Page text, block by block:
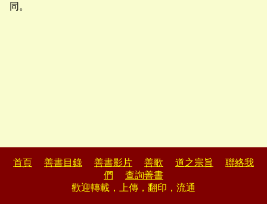
同。
首頁 善書目錄 善書影片 善歌 道之宗旨
聯絡我
們
查詢善書
歡迎轉載，上傳，翻印，流通